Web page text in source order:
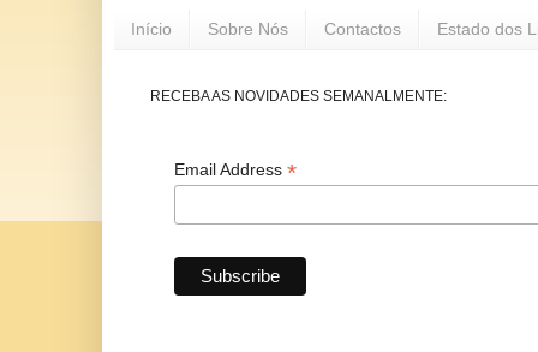
Início Sobre Nós Contactos Estado dos
RECEBA AS NOVIDADES SEMANALMENTE:
Email Address *